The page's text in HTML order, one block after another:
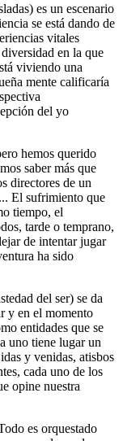
es un escenario
se está dando de
vitales
en la que
viviendo una
mente calificaría
del yo
hemos querido
saber más que
directores de un
El sufrimiento que
tiempo, el
tarde o temprano,
de intentar jugar
ha sido
del ser) se da
y en el momento
entidades que se
uno tiene lugar un
y venidas, atisbos
cada uno de los
opine nuestra
es orquestado